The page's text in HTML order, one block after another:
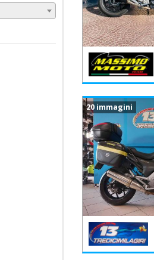
20 immagini